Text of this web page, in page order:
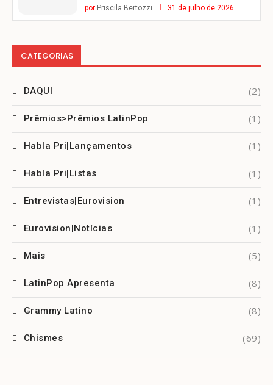
por Priscila Bertozzi 31 de julho de 2026
CATEGORIAS
DAQUI (2)
Prêmios>Prêmios LatinPop (1)
Habla Pri|Lançamentos (1)
Habla Pri|Listas (1)
Entrevistas|Eurovision (1)
Eurovision|Notícias (1)
Mais (5)
LatinPop Apresenta (8)
Grammy Latino (8)
Chismes (69)